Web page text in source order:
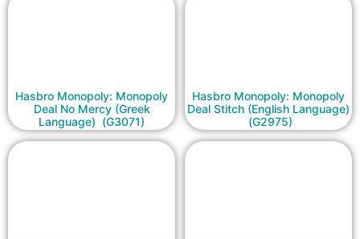
Hasbro Monopoly: Monopoly
Deal No Mercy (Greek
Language) (G3071)
Hasbro Monopoly: Monopoly
Deal Stitch (English Language)
(G2975)